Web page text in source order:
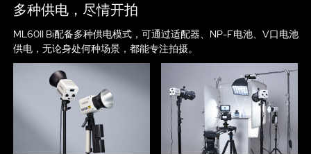
多种供电，尽情开拍
ML60II Bi配备多种供电模式，可通过适配器、NP-F电池、V口电池
供电，无论身处何种场景，都能专注拍摄。